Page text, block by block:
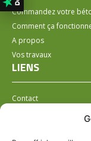
Commandez votre
Comment ça
A propos
Vos travaux
LIENS
Contact